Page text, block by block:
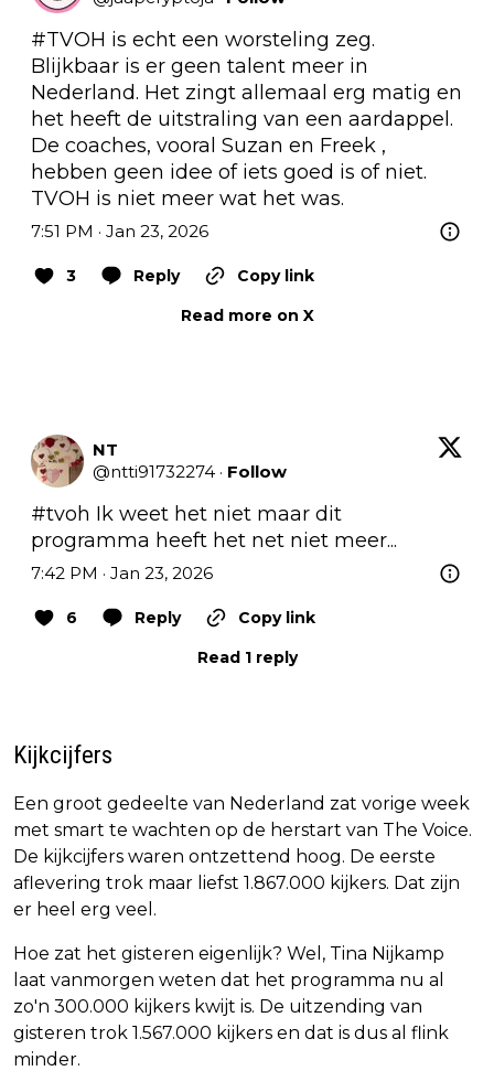
#TVOH is echt een worsteling zeg.
Blijkbaar is er geen talent meer in
Nederland. Het zingt allemaal erg matig en
het heeft de uitstraling van een aardappel.
De coaches, vooral Suzan en Freek ,
hebben geen idee of iets goed is of niet.
TVOH is niet meer wat het was.
7:51 PM · Jan 23, 2026
3 Reply
Copy link
Read more on X
NT
@ntti91732274 · Follow
#tvoh Ik weet het niet maar dit
programma heeft het net niet meer...
7:42 PM · Jan 23, 2026
6 Reply
Copy link
Read 1 reply
Kijkcijfers
Een groot gedeelte van Nederland zat vorige week
met smart te wachten op de herstart van The Voice.
De kijkcijfers waren ontzettend hoog. De eerste
aflevering trok maar liefst 1.867.000 kijkers. Dat zijn
er heel erg veel.
Hoe zat het gisteren eigenlijk? Wel, Tina Nijkamp
laat vanmorgen weten dat het programma nu al
zo'n 300.000 kijkers kwijt is. De uitzending van
gisteren trok 1.567.000 kijkers en dat is dus al flink
minder.